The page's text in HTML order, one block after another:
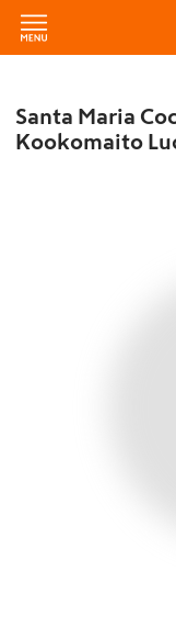
Santa Maria
Kookomaito